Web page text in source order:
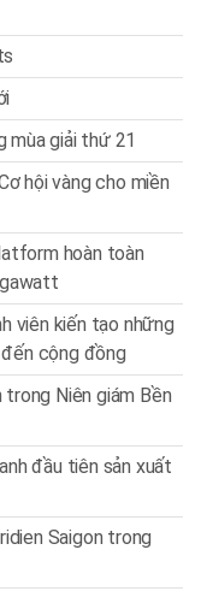
mùa giải thứ 21
hội vàng cho miền
hoàn toàn
viên kiến tạo những
cộng đồng
trong Niên giám Bền
đầu tiên sản xuất
Saigon trong